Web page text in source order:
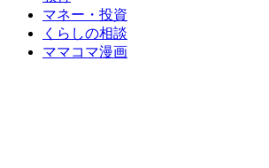
マネー・投資
くらしの相談
ママコマ漫画